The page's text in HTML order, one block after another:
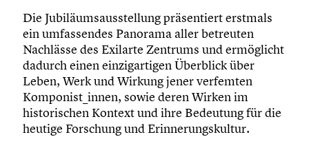
Die Jubiläumsausstellung präsentiert erstmals
ein umfassendes Panorama aller betreuten
Nachlässe des Exilarte Zentrums und ermöglicht
dadurch einen einzigartigen Überblick über
Leben, Werk und Wirkung jener verfemten
Komponist_innen, sowie deren Wirken im
historischen Kontext und ihre Bedeutung für die
heutige Forschung und Erinnerungskultur.